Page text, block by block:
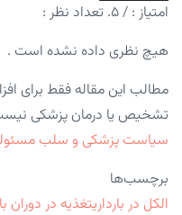
امتیاز : / ۵. تعداد نظر :
هیچ نظری داده نشده است .
مطالب این مقاله فقط برای
تشخیص یا درمان پزشکی
سیاست پزشکی و سلب
برچسب‌ها
الکل در بارداریتغذیه در دوران